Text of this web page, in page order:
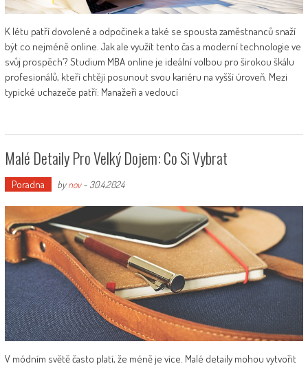
K létu patří dovolené a odpočinek a také se spousta zaměstnanců snaží
být co nejméně online. Jak ale využít tento čas a moderní technologie ve
svůj prospěch‘? Studium MBA online je ideální volbou pro širokou škálu
profesionálů, kteří chtějí posunout svou kariéru na vyšší úroveň. Mezi
typické uchazeče patří: Manažeři a vedoucí
Malé Detaily Pro Velký Dojem: Co Si Vybrat
Poradna bynov- 30.4.2024
V módním světě často platí, že méně je více. Malé detaily mohou vytvořit